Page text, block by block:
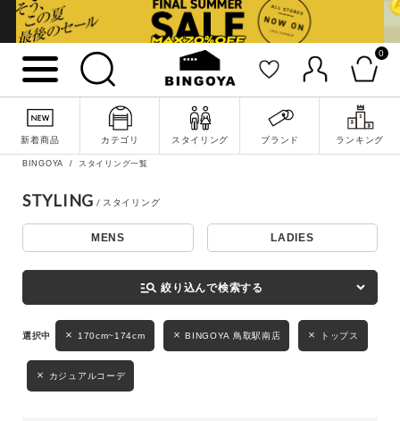
0
新着商品 カテゴリ スタイリング ブランド ランキング
詳細検索
キーワード
性別
MENS LADIES KIDS
BINGOYA スタイリング一覧
STYLING
MENS LADIES
manage_search 絞り込んで検索する
170cm~174cm BINGOYA 鳥取駅南店 トップス
カジュアルコーデ